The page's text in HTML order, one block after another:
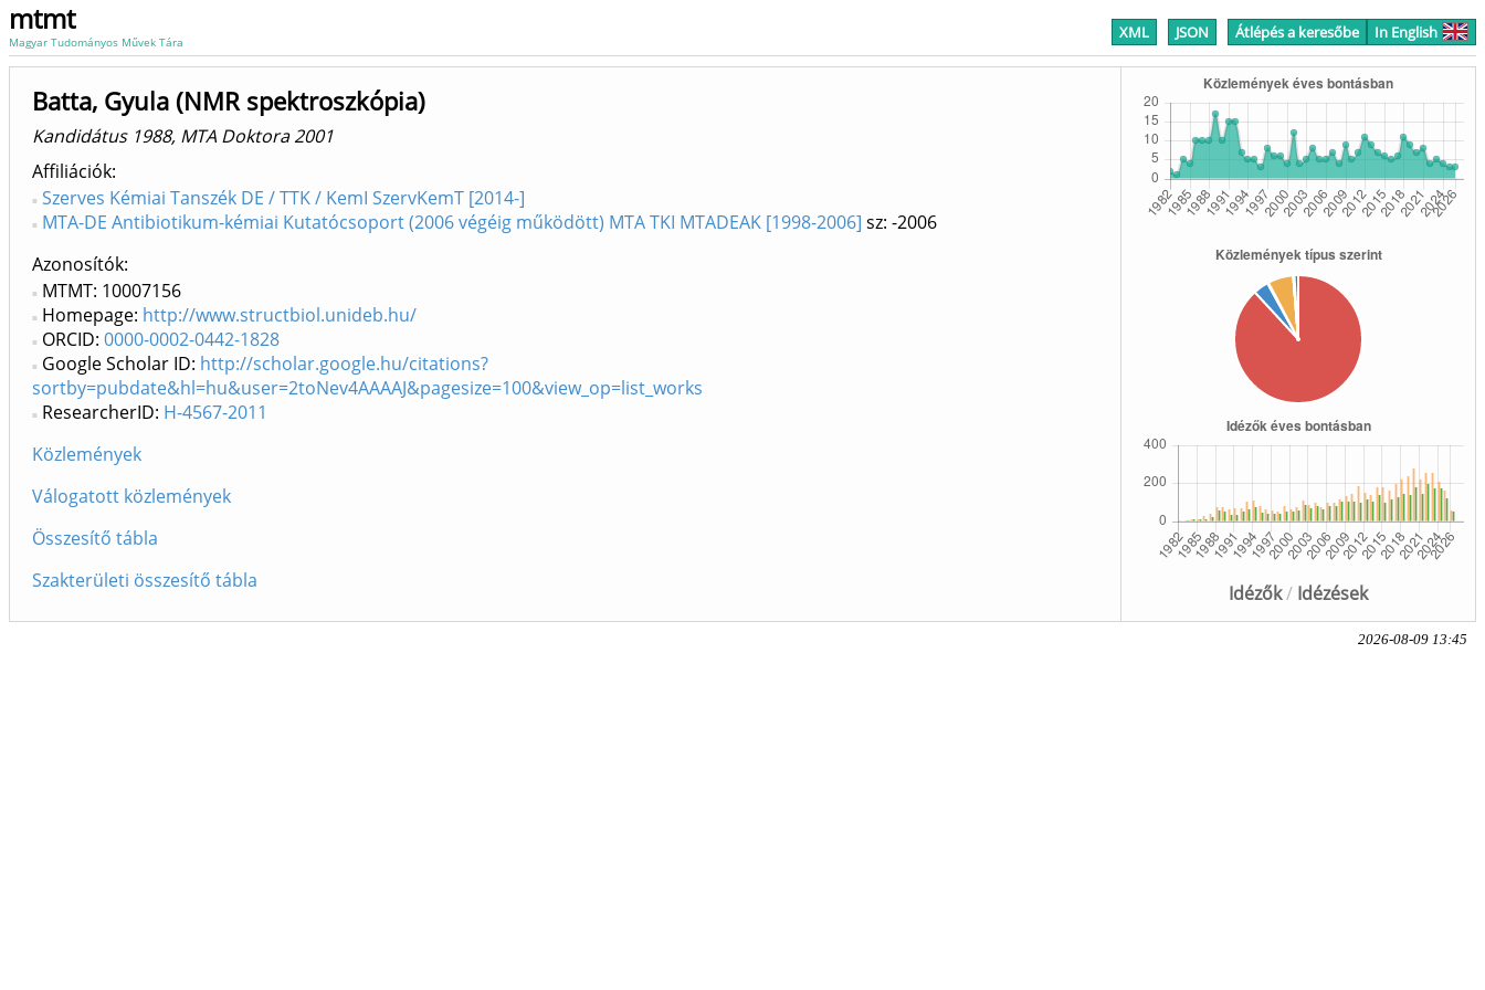
mtmt
Magyar Tudományos Művek Tára XML JSON Átlépés a keresőbe In English
Idézők/ Idézések
Batta, Gyula (NMR spektroszkópia)
Kandidátus 1988, MTA Doktora 2001
Affiliációk
Szerves Kémiai Tanszék DE / TTK / KemI SzervKemT [2014-]
MTA-DE Antibiotikum-kémiai Kutatócsoport (2006 végéig működött) MTA TKI MTADEAK [1998-2006] sz: -2006
Azonosítók
MTMT: 10007156
Homepage: http://www.structbiol.unideb.hu/
ORCID: 0000-0002-0442-1828
Google Scholar ID: http://scholar.google.hu/citations?
sortby=pubdate&hl=hu&user=2toNev4AAAAJ&pagesize=100&view_op=list_works
ResearcherID: H-4567-2011
Közlemények
Válogatott közlemények
Összesítő tábla
Szakterületi összesítő tábla
2026-08-09 13:45